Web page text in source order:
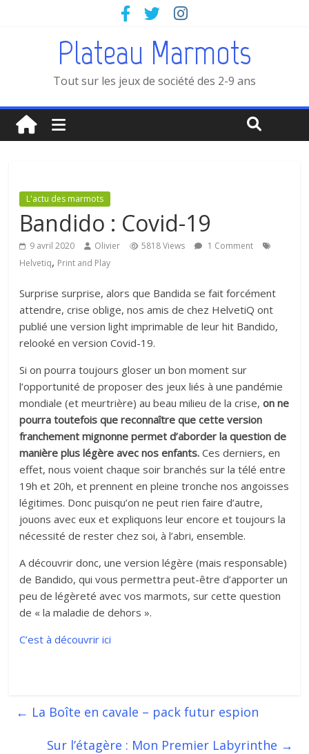
Plateau Marmots
Tout sur les jeux de société des 2-9 ans
L'actu des marmots
Bandido : Covid-19
9 avril 2020 Olivier 5818 Views
1 Comment
Helvetiq, Print and Play
Surprise surprise, alors que Bandida se fait forcément
attendre, crise oblige, nos amis de chez HelvetiQ ont
publié une version light imprimable de leur hit Bandido,
relooké en version Covid-19.
Si on pourra toujours gloser un bon moment sur
l’opportunité de proposer des jeux liés à une pandémie
mondiale (et meurtrière) au beau milieu de la crise,on ne
pourra toutefois que reconnaître que cette version
franchement mignonne permet d’aborder la question de
manière plus légère avec nos enfants. Ces derniers, en
effet, nous voient chaque soir branchés sur la télé entre
19h et 20h, et prennent en pleine tronche nos angoisses
légitimes. Donc puisqu’on ne peut rien faire d’autre,
jouons avec eux et expliquons leur encore et toujours la
nécessité de rester chez soi, à l’abri, ensemble.
A découvrir donc, une version légère (mais responsable)
de Bandido, qui vous permettra peut-être d’apporter un
peu de légèreté avec vos marmots, sur cette question
de « la maladie de dehors ».
C’est à découvrir ici
← La Boîte en cavale – pack futur espion
Sur l’étagère : Mon Premier Labyrinthe →